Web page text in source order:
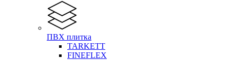
ПВХ плитка
TARKETT
FINEFLEX